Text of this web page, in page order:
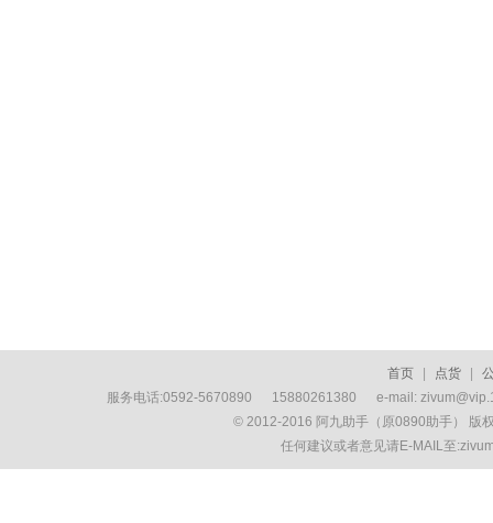
首页 点货
服务电话:0592-5670890 15880261380 e-mail:
© 2012-2016 阿九助手（原0890助手） 版
任何建议或者意见请E-MAIL至